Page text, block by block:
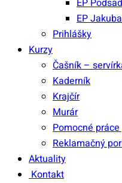
EP
EP
Prihlášky
Kurzy
Čašník –
Kaderník
Krajčír
Murár
Pomocné
Reklamačný
Aktuality
Kontakt